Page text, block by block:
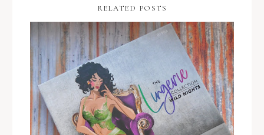
RELATED POSTS